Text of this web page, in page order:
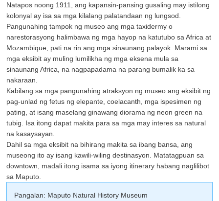
Natapos noong 1911, ang kapansin-pansing gusaling may istilong
kolonyal ay isa sa mga kilalang palatandaan ng lungsod.
Pangunahing tampok ng museo ang mga taxidermy o
narestorasyong halimbawa ng mga hayop na katutubo sa Africa at
Mozambique, pati na rin ang mga sinaunang palayok. Marami sa
mga eksibit ay muling lumilikha ng mga eksena mula sa
sinaunang Africa, na nagpapadama na parang bumalik ka sa
nakaraan.
Kabilang sa mga pangunahing atraksyon ng museo ang eksibit ng
pag-unlad ng fetus ng elepante, coelacanth, mga ispesimen ng
pating, at isang maselang ginawang diorama ng neon green na
tubig. Isa itong dapat makita para sa mga may interes sa natural
na kasaysayan.
Dahil sa mga eksibit na bihirang makita sa ibang bansa, ang
museong ito ay isang kawili-wiling destinasyon. Matatagpuan sa
downtown, madali itong isama sa iyong itinerary habang naglilibot
sa Maputo.
Pangalan: Maputo Natural History Museum